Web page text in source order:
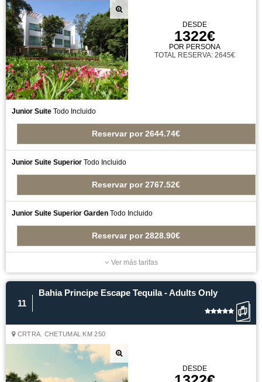
DESDE
1322€
POR PERSONA
TOTAL RESERVA: 2645€
Junior Suite Todo Incluido
Reservar por 2644.74€
Junior Suite Superior Todo Incluido
Reservar por 2767.52€
Junior Suite Superior Garden Todo Incluido
Reservar por 2828.90€
Ver más tarifas
11
Bahia Principe Escape Tequila - Adults Only
CRTRA. CHETUMAL KM 250
DESDE